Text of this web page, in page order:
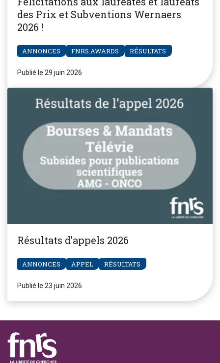
des Prix et Subventions Wernaers
2026 !
ANNONCES FNRS.AWARDS RÉSULTATS
Publié le 29 juin 2026
Résultats d’appels 2026
ANNONCES APPEL RÉSULTATS
Publié le 23 juin 2026